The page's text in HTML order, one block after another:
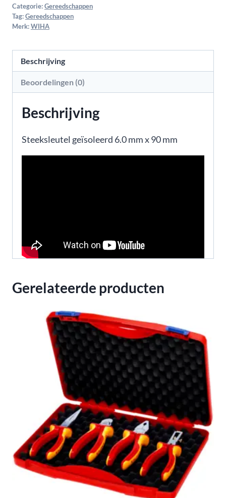
Categorie: Gereedschappen
Tag: Gereedschappen
Merk: WIHA
Beschrijving
Beoordelingen (0)
Beschrijving
Steeksleutel geïsoleerd 6.0 mm x 90 mm
Gerelateerde producten